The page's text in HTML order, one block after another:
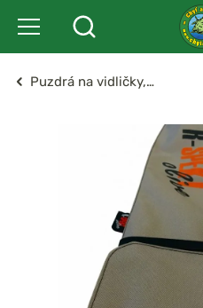
Puzdrá na vidličky,…